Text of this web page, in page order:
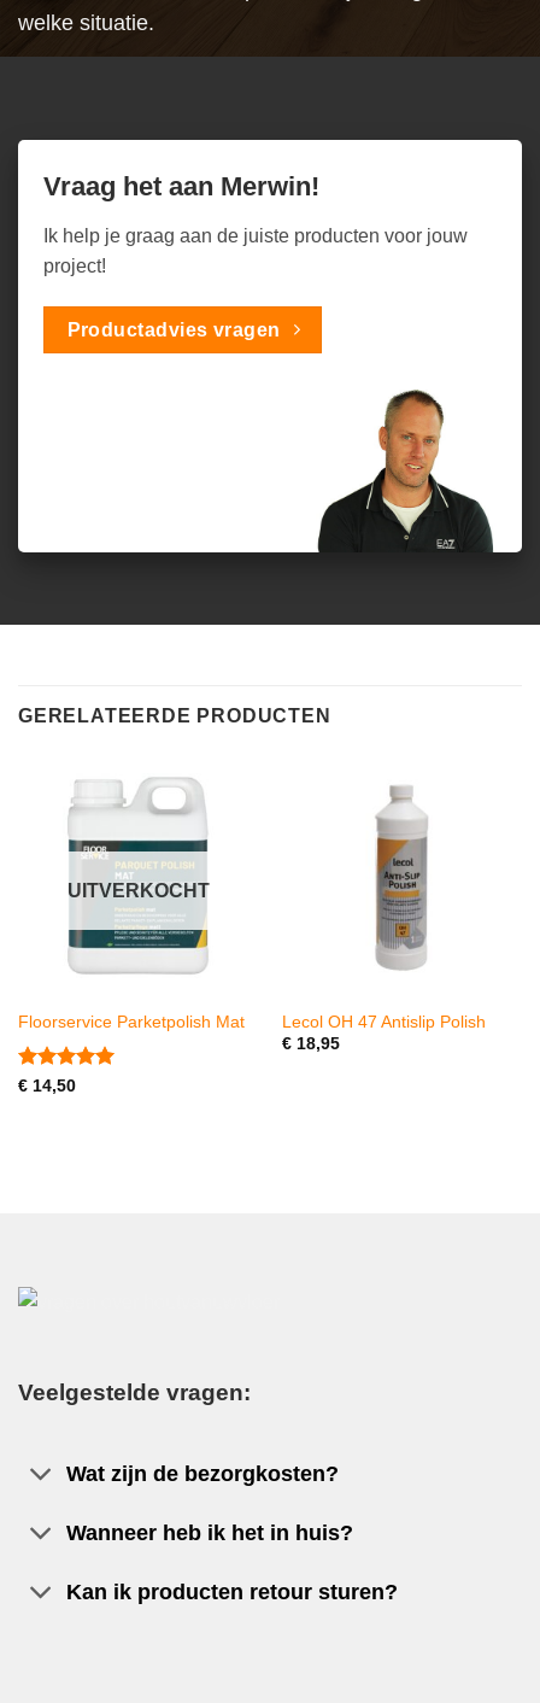
welke situatie.
Vraag het aan Merwin!
Ik help je graag aan de juiste producten voor jouw
project!
Productadvies vragen
GERELATEERDE PRODUCTEN
UITVERKOCHT
Floorservice Parketpolish Mat
Gewaardeerd
€14,50
Lecol OH 47 Antislip Polish
€18,95
Veelgestelde vragen:
Wat zijn de bezorgkosten?
Wanneer heb ik het in huis?
Kan ik producten retour sturen?